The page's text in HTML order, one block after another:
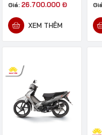
Giá: 26.700.000 Đ
XEM THÊM